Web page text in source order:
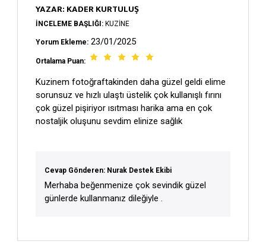
YAZAR: KADER KURTULUŞ
İNCELEME BAŞLIĞI: KUZINE
Yorum Ekleme: 23/01/2025
Ortalama Puan:
Kuzinem fotoğraftakinden daha güzel geldi elime
sorunsuz ve hızlı ulaştı üstelik çok kullanışlı fırını
çok güzel pişiriyor ısıtması harika ama en çok
nostaljik oluşunu sevdim elinize sağlık
Cevap Gönderen: Nurak Destek Ekibi
Merhaba beğenmenize çok sevindik güzel
günlerde kullanmanız dileğiyle .